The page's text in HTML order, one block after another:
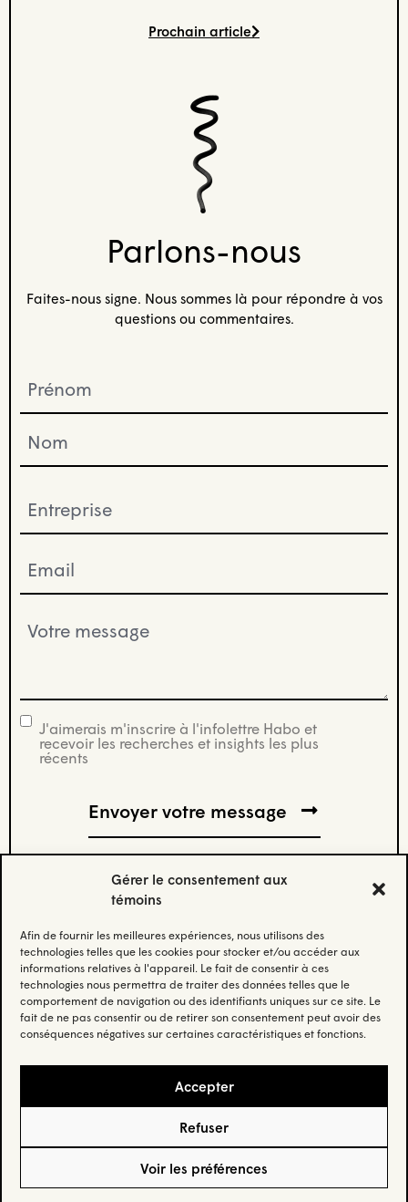
Gérer le consentement aux
témoins
Afin de fournir les meilleures expériences, nous utilisons des
technologies telles que les cookies pour stocker et/ou accéder aux
informations relatives à l'appareil. Le fait de consentir à ces
technologies nous permettra de traiter des données telles que le
comportement de navigation ou des identifiants uniques sur ce site. Le
fait de ne pas consentir ou de retirer son consentement peut avoir des
conséquences négatives sur certaines caractéristiques et fonctions.
Accepter
Refuser
Voir les préférences
Prochain article
Parlons-nous
Faites-nous signe. Nous sommes là pour répondre à vos
questions ou commentaires.
(Nécessaire)
(Nécessaire)
message
infolettre
J'aimerais m'inscrire à l'infolettre Habo et
recevoir les recherches et insights les plus
récents
Abonnez-vous à notre infolettre.
Restez à jour et recevez nos données et nos insights les
plus récents.
(Nécessaire)
Confidentialité– © Habo Studio Inc. 2025 –
5605 Av. de Gaspé suite 205, Montréal, QC H2T 2A4